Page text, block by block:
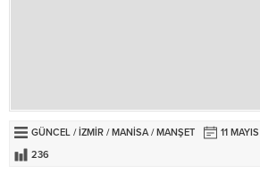
GÜNCEL /İZMİR /MANİSA/MANŞET 11
236